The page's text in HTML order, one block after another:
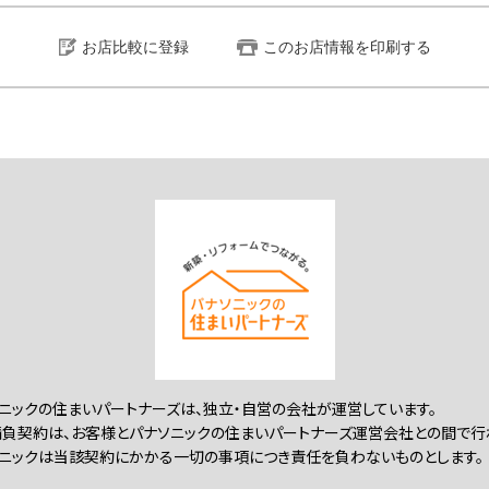
お店比較に登録 このお店情報を印刷する
クの住まいパートナーズは、独立・自営の会社が運営しています。
契約は、お客様とパナソニックの住まいパートナーズ運営会社との間で行
ックは当該契約にかかる一切の事項につき責任を負わないものとします。